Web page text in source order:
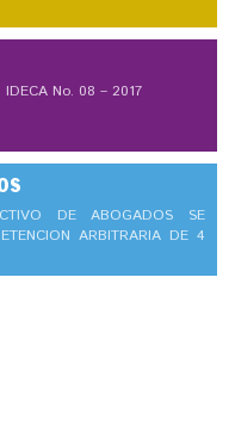
No. 08 – 2017
DE ABOGADOS SE
ARBITRARIA DE 4